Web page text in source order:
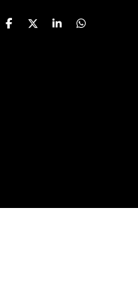
D
D
S
D